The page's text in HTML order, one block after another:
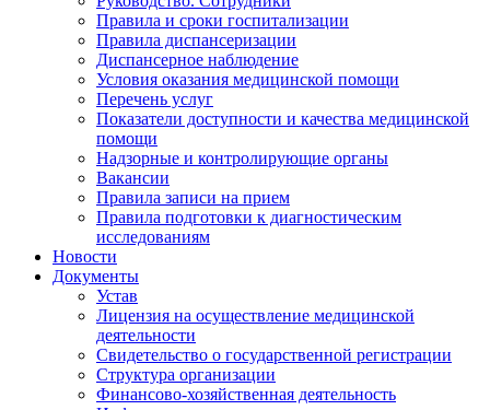
Правила и сроки госпитализации
Правила диспансеризации
Диспансерное наблюдение
Условия оказания медицинской помощи
Перечень услуг
Показатели доступности и качества медицинской
помощи
Надзорные и контролирующие органы
Вакансии
Правила записи на прием
Правила подготовки к диагностическим
исследованиям
Новости
Документы
Устав
Лицензия на осуществление медицинской
деятельности
Свидетельство о государственной регистрации
Структура организации
Финансово-хозяйственная деятельность